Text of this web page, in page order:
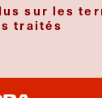
sur les
traités